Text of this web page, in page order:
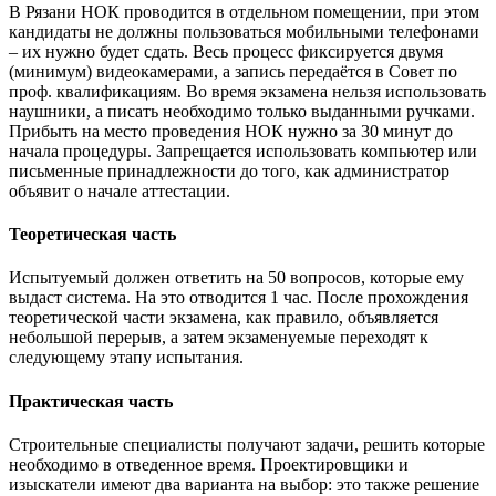
В Рязани НОК проводится в отдельном помещении, при этом
кандидаты не должны пользоваться мобильными телефонами
– их нужно будет сдать. Весь процесс фиксируется двумя
(минимум) видеокамерами, а запись передаётся в Совет по
проф. квалификациям. Во время экзамена нельзя использовать
наушники, а писать необходимо только выданными ручками.
Прибыть на место проведения НОК нужно за 30 минут до
начала процедуры. Запрещается использовать компьютер или
письменные принадлежности до того, как администратор
объявит о начале аттестации.
Теоретическая часть
Испытуемый должен ответить на 50 вопросов, которые ему
выдаст система. На это отводится 1 час. После прохождения
теоретической части экзамена, как правило, объявляется
небольшой перерыв, а затем экзаменуемые переходят к
следующему этапу испытания.
Практическая часть
Строительные специалисты получают задачи, решить которые
необходимо в отведенное время. Проектировщики и
изыскатели имеют два варианта на выбор: это также решение